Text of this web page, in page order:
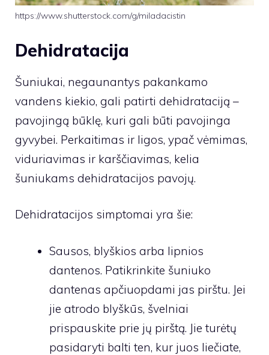
https://www.shutterstock.com/g/miladacistin
Dehidratacija
Šuniukai, negaunantys pakankamo
vandens kiekio, gali patirti dehidrataciją –
pavojingą būklę, kuri gali būti pavojinga
gyvybei. Perkaitimas ir ligos, ypač vėmimas,
viduriavimas ir karščiavimas, kelia
šuniukams dehidratacijos pavojų.
Dehidratacijos simptomai yra šie:
Sausos, blyškios arba lipnios
dantenos. Patikrinkite šuniuko
dantenas apčiuopdami jas pirštu. Jei
jie atrodo blyškūs, švelniai
prispauskite prie jų pirštą. Jie turėtų
pasidaryti balti ten, kur juos liečiate,